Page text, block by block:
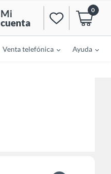
Mi
cuenta
0
Venta telefónica Ayuda